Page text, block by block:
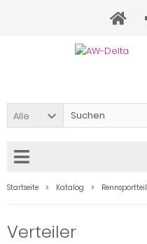
Alle
Startseite Katalog
Verteiler